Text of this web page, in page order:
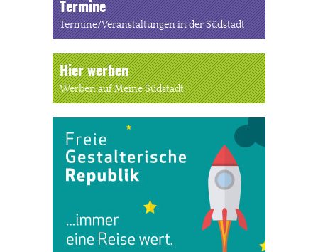
Termine
Termine/Veranstaltungen in der Südstadt
Hier werben
Werben auf Meine Südstadt